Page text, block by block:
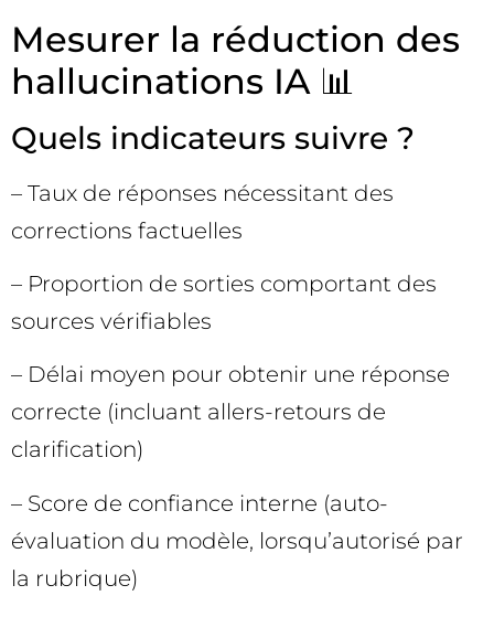
Mesurer la réduction des
hallucinations IA 📊
Quels indicateurs suivre ?
– Taux de réponses nécessitant des
corrections factuelles
– Proportion de sorties comportant des
sources vérifiables
– Délai moyen pour obtenir une réponse
correcte (incluant allers-retours de
clarification)
– Score de confiance interne (auto-
évaluation du modèle, lorsqu’autorisé par
la rubrique)